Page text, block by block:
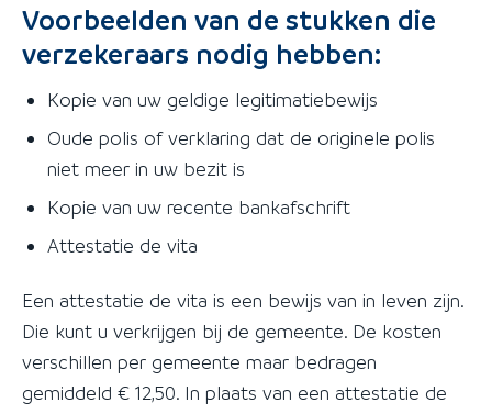
Voorbeelden van de stukken die
verzekeraars nodig hebben:
Kopie van uw geldige legitimatiebewijs
Oude polis of verklaring dat de originele polis
niet meer in uw bezit is
Kopie van uw recente bankafschrift
Attestatie de vita
Een attestatie de vita is een bewijs van in leven zijn.
Die kunt u verkrijgen bij de gemeente. De kosten
verschillen per gemeente maar bedragen
gemiddeld € 12,50. In plaats van een attestatie de